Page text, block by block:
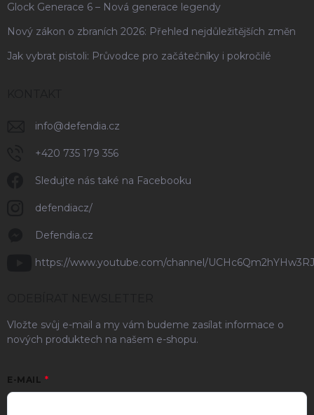
Glock Generace 6 – Nová generace legendy
Nový zákon o zbraních 2026: Přehled nejdůležitějších změn
Jak vybrat pistoli: Průvodce pro začátečníky i pokročilé
info@defendia.cz
+420 735 179 356
Sledujte nás také na Facebooku
defendiacz/
Defendia.cz
https://www.youtube.com/channel/
Vložte svůj e-mail a my vám budeme zasílat informace o
nových produktech na našem e-shopu.
E-MAIL